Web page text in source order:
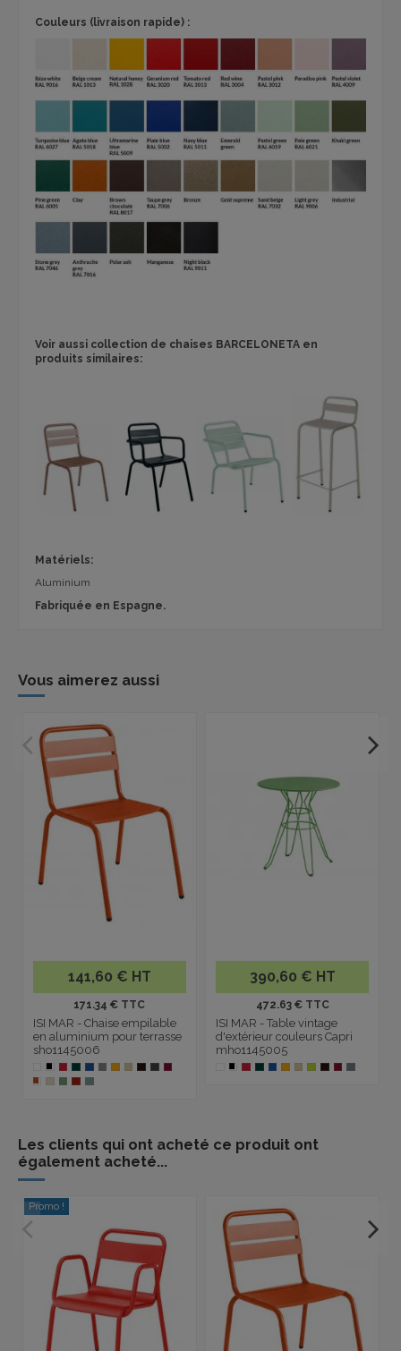
Couleurs (livraison rapide) :
Voir aussi collection de chaises BARCELONETA en
produits similaires:
Matériels:
Aluminium
Fabriquée en Espagne.
Vous aimerez aussi
141,60 € HT
171.34 € TTC
ISI MAR - Chaise empilable
en aluminium pour terrasse
sho1145006
390,60 € HT
472.63 € TTC
ISI MAR - Table vintage
d'extérieur couleurs Capri
mho1145005
Les clients qui ont acheté ce produit ont
également acheté...
Promo !